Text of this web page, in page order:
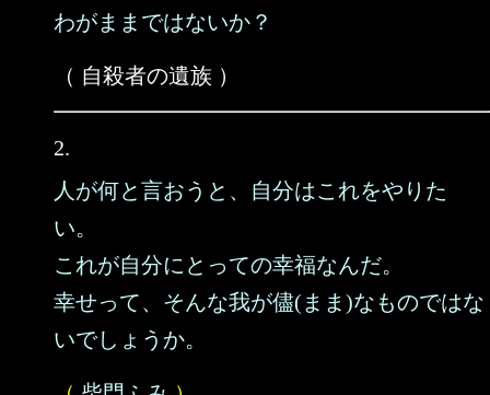
わがままではないか？
（ 自殺者の遺族 ）
2.
人が何と言おうと、自分はこれをやりた
い。
これが自分にとっての幸福なんだ。
幸せって、そんな我が儘(まま)なものではな
いでしょうか。